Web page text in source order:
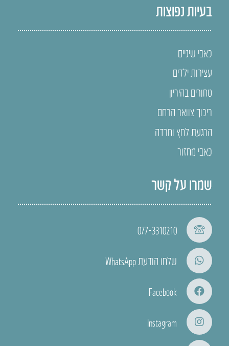
בעיות נפוצות
כאבי שיניים
עצירות ילדים
טחורים בהיריון
ריכוך צוואר הרחם
הרגעת לחץ וחרדה
כאבי מחזור
שמרו על קשר
077-3310210
שלחו הודעת WhatsApp
Facebook
Instagram